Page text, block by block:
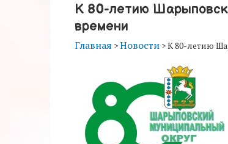
К 80-летию
времени
Главная >Новости >К 80-летию